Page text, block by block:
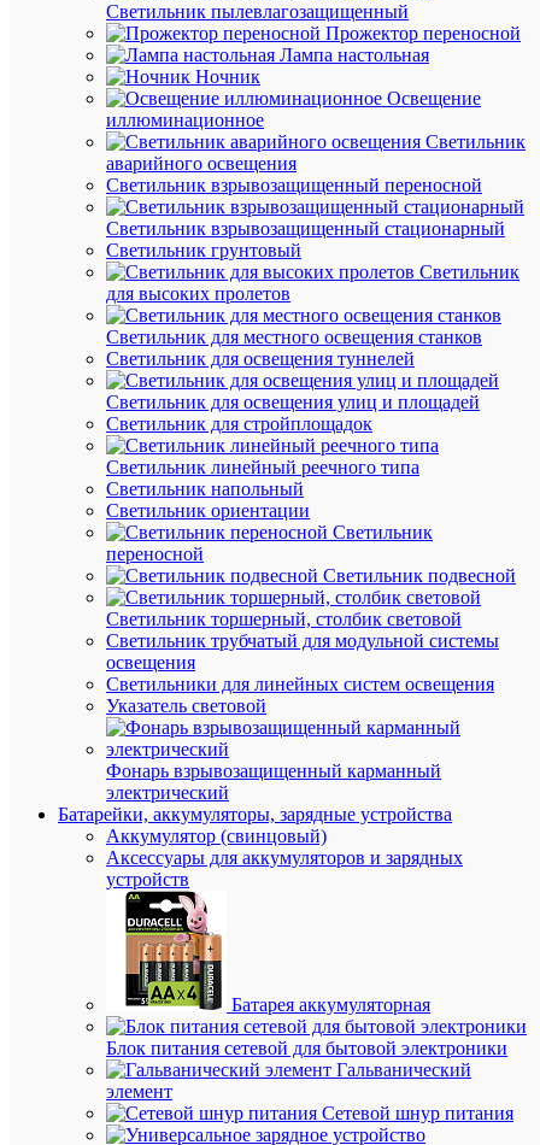
Светильник пылевлагозащищенный
Прожектор переносной
Лампа настольная
Ночник
Освещение
иллюминационное
Светильник
аварийного освещения
Светильник взрывозащищенный переносной
Светильник взрывозащищенный стационарный
Светильник грунтовый
Светильник
для высоких пролетов
Светильник для местного освещения станков
Светильник для освещения туннелей
Светильник для освещения улиц и площадей
Светильник для стройплощадок
Светильник линейный реечного типа
Светильник напольный
Светильник ориентации
Светильник
переносной
Светильник подвесной
Светильник торшерный, столбик световой
Светильник трубчатый для модульной системы
освещения
Светильники для линейных систем освещения
Указатель световой
Фонарь взрывозащищенный карманный
электрический
Батарейки, аккумуляторы, зарядные устройства
Аккумулятор (свинцовый)
Аксессуары для аккумуляторов и зарядных
устройств
Батарея аккумуляторная
Блок питания сетевой для бытовой электроники
Гальванический
элемент
Сетевой шнур питания
Быстрый
Лампа
LED-
A65-
VC
20Вт
230В
E27
4000К
1800лм
IN
(3456
шт.)
Артикул
Бренд
IN
HOME
К